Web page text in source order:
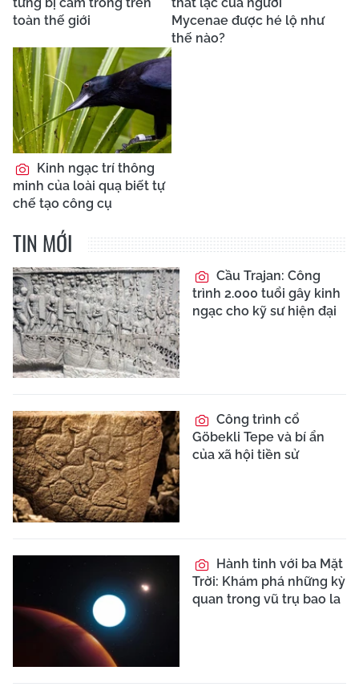
toàn thế giới
Mycenae được hé lộ như
thế nào?
Kinh ngạc trí thông
minh của loài quạ biết tự
chế tạo công cụ
TIN MỚI
Cầu Trajan: Công
trình 2.000 tuổi gây kinh
ngạc cho kỹ sư hiện đại
Công trình cổ
Göbekli Tepe và bí ẩn
của xã hội tiền sử
Hành tinh với ba Mặt
Trời: Khám phá những kỳ
quan trong vũ trụ bao la